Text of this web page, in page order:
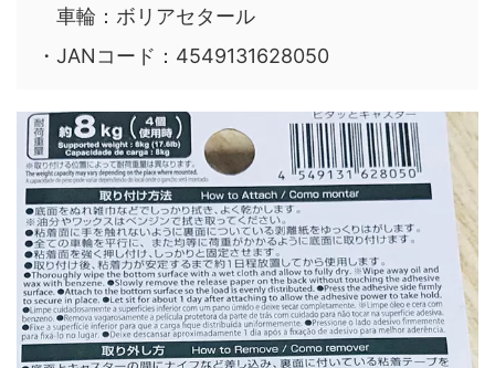
車輪：ボリアセタール
・JANコード：4549131628050